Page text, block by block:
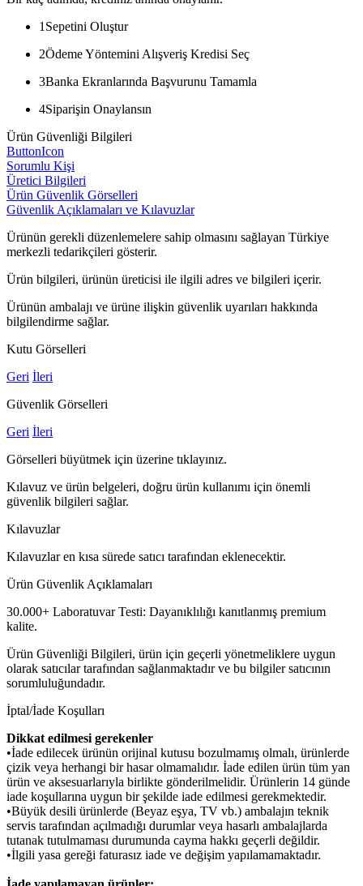
1 Sepetini Oluştur
2Ödeme Yöntemini Alışveriş Kredisi Seç
3Banka Ekranlarında Başvurunu Tamamla
4Siparişin Onaylansın
Ürün Güvenliği Bilgileri
ButtonIcon
Sorumlu Kişi
Üretici Bilgileri
Ürün Güvenlik Görselleri
Güvenlik Açıklamaları ve Kılavuzlar
Ürünün gerekli düzenlemelere sahip olmasını sağlayan Türkiye
merkezli tedarikçileri gösterir.
Ürün bilgileri, ürünün üreticisi ile ilgili adres ve bilgileri içerir.
Ürünün ambalajı ve ürüne ilişkin güvenlik uyarıları hakkında
bilgilendirme sağlar.
Kutu Görselleri
Geri İleri
Güvenlik Görselleri
Geri İleri
Görselleri büyütmek için üzerine tıklayınız.
Kılavuz ve ürün belgeleri, doğru ürün kullanımı için önemli
güvenlik bilgileri sağlar.
Kılavuzlar
Kılavuzlar en kısa sürede satıcı tarafından eklenecektir.
Ürün Güvenlik Açıklamaları
30.000+ Laboratuvar Testi: Dayanıklılığı kanıtlanmış premium
kalite.
Ürün Güvenliği Bilgileri, ürün için geçerli yönetmeliklere uygun
olarak satıcılar tarafından sağlanmaktadır ve bu bilgiler satıcının
sorumluluğundadır.
İptal/İade Koşulları
Dikkat edilmesi gerekenler
•İade edilecek ürünün orijinal kutusu bozulmamış olmalı, ürünlerde
çizik veya herhangi bir hasar olmamalıdır. İade edilen ürün tüm yan
ürün ve aksesuarlarıyla birlikte gönderilmelidir. Ürünlerin 14 günde
iade koşullarına uygun bir şekilde iade edilmesi gerekmektedir.
•Büyük desili ürünlerde (Beyaz eşya, TV vb.) ambalajın teknik
servis tarafından açılmadığı durumlar veya hasarlı ambalajlarda
tutanak tutulmaması durumunda cayma hakkı geçerli değildir.
•İlgili yasa gereği faturasız iade ve değişim yapılamamaktadır.